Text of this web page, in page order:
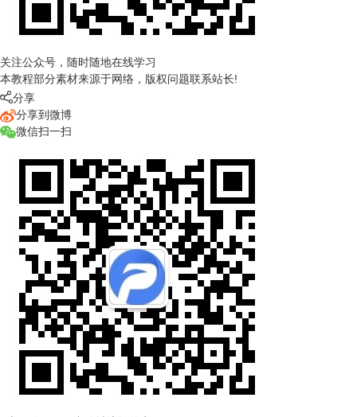
关注公众号，随时随地在线学习
本教程部分素材来源于网络，版权问题联系站长!
分享
分享到微博
微信扫一扫